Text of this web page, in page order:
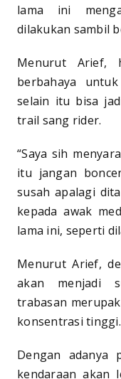
lama ini
dilakukan sambil
Menurut Arief,
berbahaya
selain itu bisa
trail sang rider.
“Saya sih
itu jangan
susah apalagi
kepada awak
lama ini, seperti
Menurut Arief,
akan menjadi
trabasan
konsentrasi tinggi.
Dengan adanya
kendaraan akan